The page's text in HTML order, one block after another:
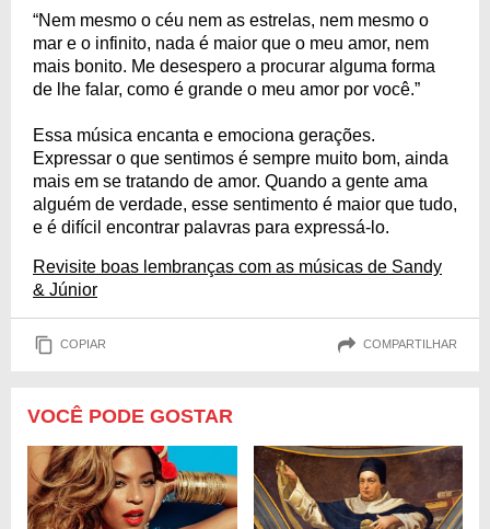
“Nem mesmo o céu nem as estrelas, nem mesmo o
mar e o infinito, nada é maior que o meu amor, nem
mais bonito. Me desespero a procurar alguma forma
de lhe falar, como é grande o meu amor por você.”
Essa música encanta e emociona gerações.
Expressar o que sentimos é sempre muito bom, ainda
mais em se tratando de amor. Quando a gente ama
alguém de verdade, esse sentimento é maior que tudo,
e é difícil encontrar palavras para expressá-lo.
Revisite boas lembranças com as músicas de Sandy
& Júnior
COPIAR COMPARTILHAR
VOCÊ PODE GOSTAR